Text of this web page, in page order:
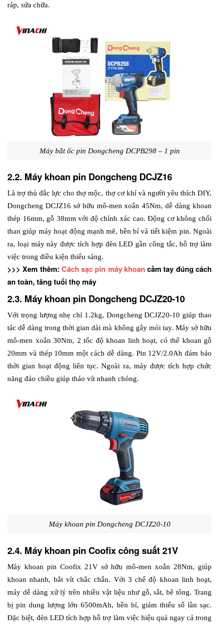
ráp, sửa chữa.
Máy bắt ốc pin Dongcheng DCPB298 – 1 pin
2.2. Máy khoan pin Dongcheng DCJZ16
Là trợ thủ đắc lực cho thợ mộc, thợ cơ khí và người yêu thích DIY,
Dongcheng DCJZ16 sở hữu mô-men xoắn 45Nm, dễ dàng khoan
thép 16mm, gỗ 38mm với độ chính xác cao. Động cơ không chổi
than giúp máy hoạt động mạnh mẽ, bền bỉ và tiết kiệm pin. Ngoài
ra, loại máy này được tích hợp đèn LED gần công tắc, hỗ trợ làm
việc trong điều kiện thiếu sáng.
>>> Xem thêm: Cách sạc pin máy khoan cầm tay đúng cách
an toàn, tăng tuổi thọ máy
2.3. Máy khoan pin Dongcheng DCJZ20-10
Với trọng lượng nhẹ chỉ 1.2kg, Dongcheng DCJZ20-10 giúp thao
tác dễ dàng trong thời gian dài mà không gây mỏi tay. Máy sở hữu
mô-men xoắn 30Nm, 2 tốc độ khoan linh hoạt, có thể khoan gỗ
20mm và thép 10mm một cách dễ dàng. Pin 12V/2.0Ah đảm bảo
thời gian hoạt động liên tục. Ngoài ra, máy được tích hợp chức
năng đảo chiều giúp tháo vít nhanh chóng.
Máy khoan pin Dongcheng DCJZ20-10
2.4. Máy khoan pin Coofix công suất 21V
Máy khoan pin Coofix 21V sở hữu mô-men xoắn 28Nm, giúp
khoan nhanh, bắt vít chắc chắn. Với 3 chế độ khoan linh hoạt,
máy dễ dàng xử lý trên nhiều vật liệu như gỗ, sắt, bê tông. Trang
bị pin dung lượng lớn 6500mAh, bền bỉ, giảm thiểu số lần sạc.
Đặc biệt, đèn LED tích hợp hỗ trợ làm việc hiệu quả ngay cả trong